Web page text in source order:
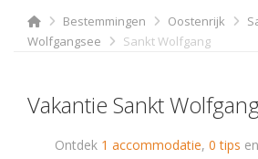
Bestemmingen Oostenrijk
Wolfgangsee
Sankt Wolfgang
Vakantie Sankt
Ontdek 1 accommodatie, 0 tips en